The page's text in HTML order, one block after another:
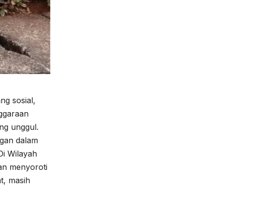
sosial,
unggul.
dalam
Wilayah
menyoroti
masih